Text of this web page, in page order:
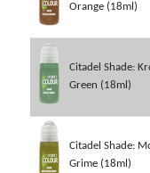
Orange (18ml)
Citadel Shade:
Green (18ml)
Citadel Shade:
Grime (18ml)